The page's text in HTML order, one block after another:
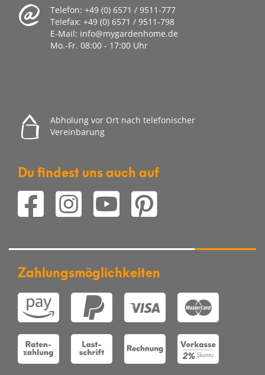
Telefon: +49 (0) 6571 / 9511-777
Telefax: +49 (0) 6571 / 9511-798
E-Mail: info@mygardenhome.de
Mo.-Fr. 08:00 - 17:00 Uhr
Abholung vor Ort nach telefonischer
Vereinbarung
Du findest uns auch auf
Zahlungsmöglichkeiten